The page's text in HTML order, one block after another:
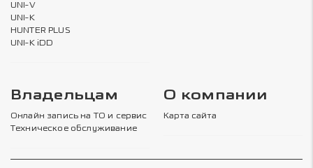
UNI-V
UNI-K
HUNTER PLUS
UNI-K iDD
Владельцам
Онлайн запись на ТО и сервис
Техническое обслуживание
О компании
Карта сайта